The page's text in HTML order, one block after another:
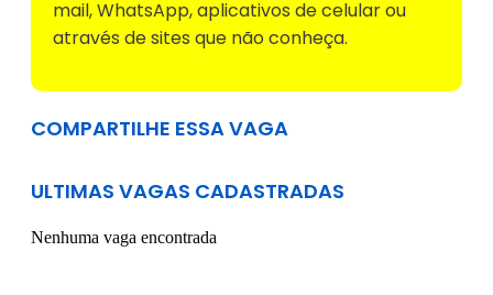
mail, WhatsApp, aplicativos de celular ou
através de sites que não conheça.
COMPARTILHE ESSA VAGA
ULTIMAS VAGAS CADASTRADAS
Nenhuma vaga encontrada